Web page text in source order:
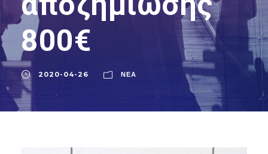
800€
2020-04-26 ΝΈΑ